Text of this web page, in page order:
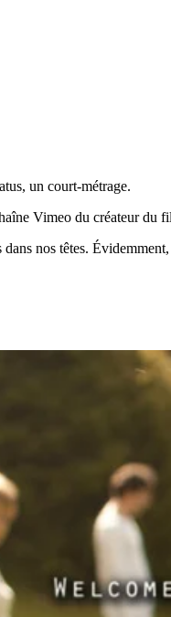
un court-métrage.
Vimeo du créateur du
nos têtes.